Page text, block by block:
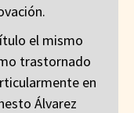
el mismo
trastornado
en
Álvarez